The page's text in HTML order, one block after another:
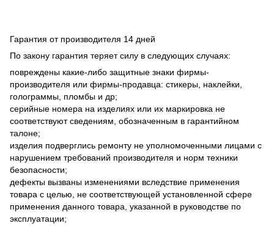
Гарантия от производителя 14 дней
По закону гарантия теряет силу в следующих случаях:
повреждены какие-либо защитные знаки фирмы-
производителя или фирмы-продавца: стикеры, наклейки,
голограммы, пломбы и др;
серийные номера на изделиях или их маркировка не
соответствуют сведениям, обозначенным в гарантийном
талоне;
изделия подверглись ремонту не уполномоченными лицами с
нарушением требований производителя и норм техники
безопасности;
дефекты вызваны изменениями вследствие применения
товара с целью, не соответствующей установленной сфере
применения данного товара, указанной в руководстве по
эксплуатации;